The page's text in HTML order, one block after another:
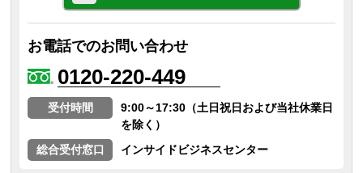
お電話でのお問い合わせ
0120-220-449
受付時間
9:00～17:30（土日祝日および当社休業日
を除く）
総合受付窓口
インサイドビジネスセンター